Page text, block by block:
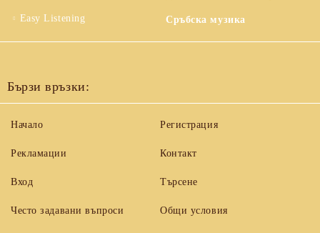
Easy Listening Сръбска музика
Бързи връзки:
Начало
Рекламации
Вход
Често задавани въпроси
Регистрация
Контакт
Търсене
Общи условия